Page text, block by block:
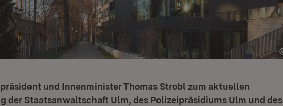
und Innenminister Thomas Strobl zum aktuellen
der Staatsanwaltschaft Ulm, des Polizeipräsidiums Ulm und des